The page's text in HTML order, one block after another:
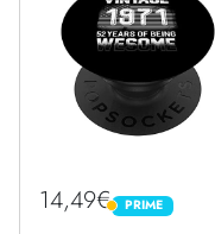
14,49€ PRIME
PRIME